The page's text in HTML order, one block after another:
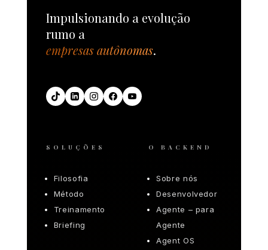
Impulsionando a evolução
rumo a
empresas autônomas.
SOLUÇÕES
Filosofia
Método
Treinamento
Briefing
O BACKEND
Sobre nós
Desenvolvedor
Agente – para
Agente
Agent OS